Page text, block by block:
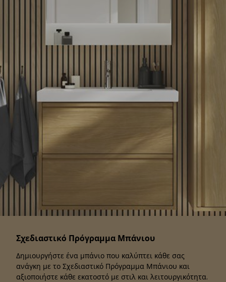
Σχεδιαστικό Πρόγραμμα Μπάνιου
Δημιουργήστε ένα μπάνιο που καλύπτει κάθε σας
ανάγκη με το Σχεδιαστικό Πρόγραμμα Μπάνιου και
αξιοποιήστε κάθε εκατοστό με στιλ και λειτουργικότητα.